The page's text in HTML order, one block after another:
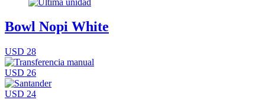
Bowl Nopi White
USD 28
USD 26
USD 24